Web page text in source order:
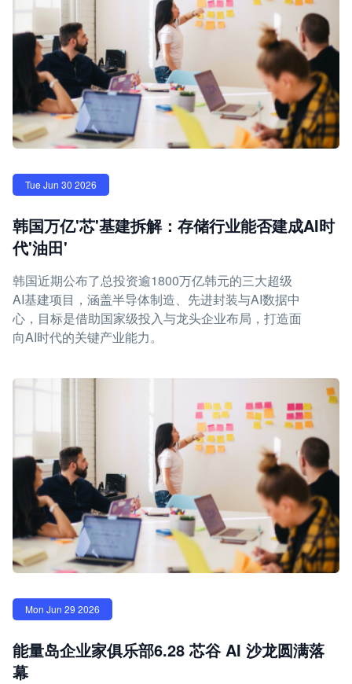
Tue Jun 30 2026
韩国万亿'芯'基建拆解：存储行业能否建成AI时
代'油田'
韩国近期公布了总投资逾1800万亿韩元的三大超级
AI基建项目，涵盖半导体制造、先进封装与AI数据中
心，目标是借助国家级投入与龙头企业布局，打造面
向AI时代的关键产业能力。
Mon Jun 29 2026
能量岛企业家俱乐部6.28 芯谷 AI 沙龙圆满落
幕